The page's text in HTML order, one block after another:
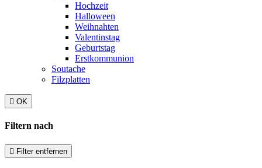
Hochzeit
Halloween
Weihnahten
Valentinstag
Geburtstag
Erstkommunion
Soutache
Filzplatten
 OK
Filtern nach
 Filter entfernen